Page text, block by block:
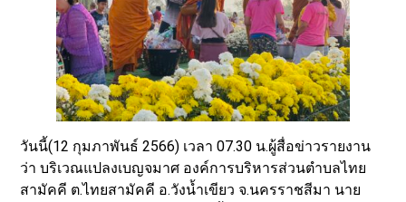
วันนี้(12 กุมภาพันธ์ 2566) เวลา 07.30 น.ผู้สื่อข่าวรายงาน
ว่า บริเวณแปลงเบญจมาศ องค์การบริหารส่วนตำบลไทย
สามัคคี ต.ไทยสามัคคี อ.วังน้ำเขียว จ.นครราชสีมา นาย